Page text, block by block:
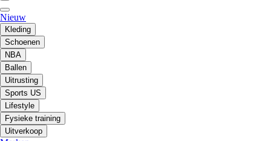
Nieuw
Kleding
Schoenen
NBA
Ballen
Uitrusting
Sports US
Lifestyle
Fysieke training
Uitverkoop